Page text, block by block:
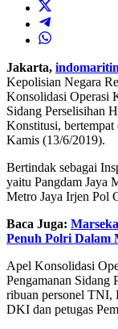
Jakarta,
Kepolisian Negara
Konsolidasi Operasi
Sidang Perselisihan
Konstitusi, bertempat
Kamis (13/6/2019).
Bertindak sebagai
yaitu Pangdam Jaya
Metro Jaya Irjen Pol
Baca Juga:
Penuh Polri Dalam
Apel Konsolidasi
Pengamanan
ribuan personel TNI,
DKI dan petugas